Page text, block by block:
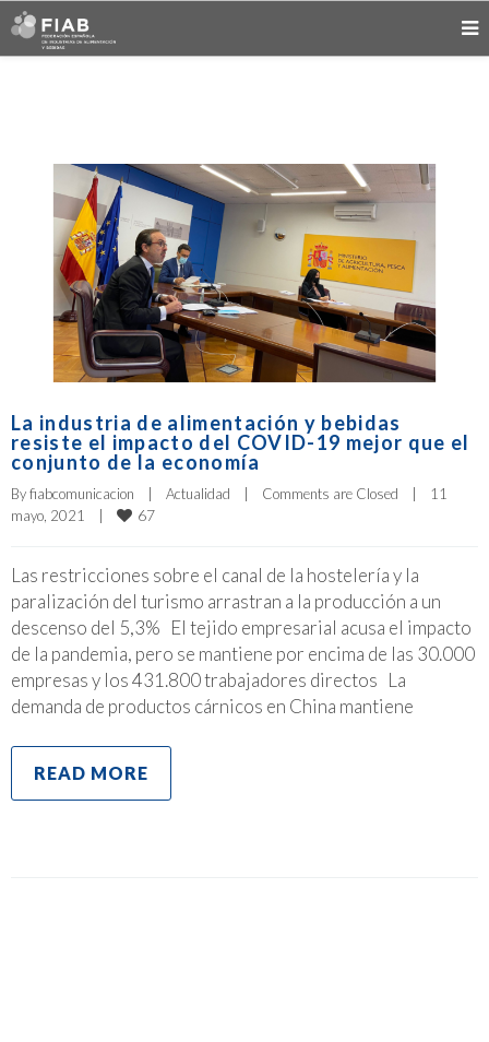
La industria de alimentación y bebidas
resiste el impacto del COVID-19 mejor que el
conjunto de la economía
By fiabcomunicacion Actualidad Comments are Closed
11
mayo, 2021
67
Las restricciones sobre el canal de la hostelería y la
paralización del turismo arrastran a la producción a un
descenso del 5,3% El tejido empresarial acusa el impacto
de la pandemia, pero se mantiene por encima de las 30.000
empresas y los 431.800 trabajadores directos La
demanda de productos cárnicos en China mantiene
READ MORE